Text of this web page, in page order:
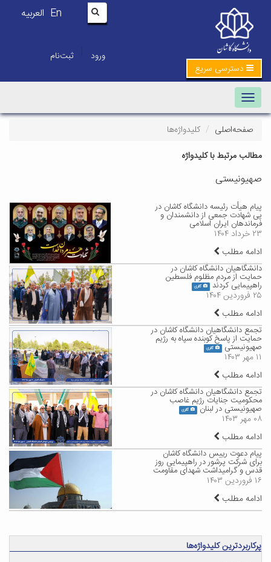
En العربیه
ورود | ثبت‌نام
دسترسی سریع
Toggle navigation
صفحه‌اصلی
کلیدواژه‌ها
مطالب مرتبط با کلیدواژه
صهیونیستی
پیام هیأت رئیسه دانشگاه کاشان در
پی شهادت جمعی از دانشمندان و
فرماندهان ایران اسلامی
۲۳ خرداد ۱۴۰۴
ادامه مطلب
دانشگاهیان دانشگاه کاشان در
حمایت از مردم مظلوم فلسطین
راهپیمایی کردند گالری
۲۵ فروردین ۱۴۰۴
ادامه مطلب
تجمع دانشگاهیان دانشگاه کاشان در
حمایت از پاسخ کوبنده سپاه به رژیم
صهیونیستی گالری
۱۱ مهر ۱۴۰۳
ادامه مطلب
تجمع دانشگاهیان دانشگاه کاشان در
محکومیت جنایات رژیم غاصب
صهیونیستی در لبنان گالری
۰۸ مهر ۱۴۰۳
ادامه مطلب
پیام دعوت رییس دانشگاه کاشان
برای شرکت پرشور در راهپیمایی روز
قدس و گرامیداشت شهدای مقاومت
۱۶ فروردین ۱۴۰۳
ادامه مطلب
پرکاربردترین کلیدواژه‌ها